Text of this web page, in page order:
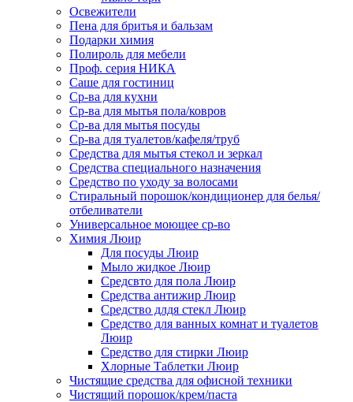
Освежители
Пена для бритья и бальзам
Подарки химия
Полироль для мебели
Проф. серия НИКА
Саше для гостиниц
Ср-ва для кухни
Ср-ва для мытья пола/ковров
Ср-ва для мытья посуды
Ср-ва для туалетов/кафеля/труб
Средства для мытья стекол и зеркал
Средства специального назначения
Средство по уходу за волосами
Стиральный порошок/кондиционер для белья/
отбеливатели
Универсальное моющее ср-во
Химия Люир
Для посуды Люир
Мыло жидкое Люир
Средсвто для пола Люир
Средства антижир Люир
Средство длдя стекл Люир
Средство для ванных комнат и туалетов
Люир
Средство для стирки Люир
Хлорные Таблетки Люир
Чистящие средства для офисной техники
Чистящий порошок/крем/паста